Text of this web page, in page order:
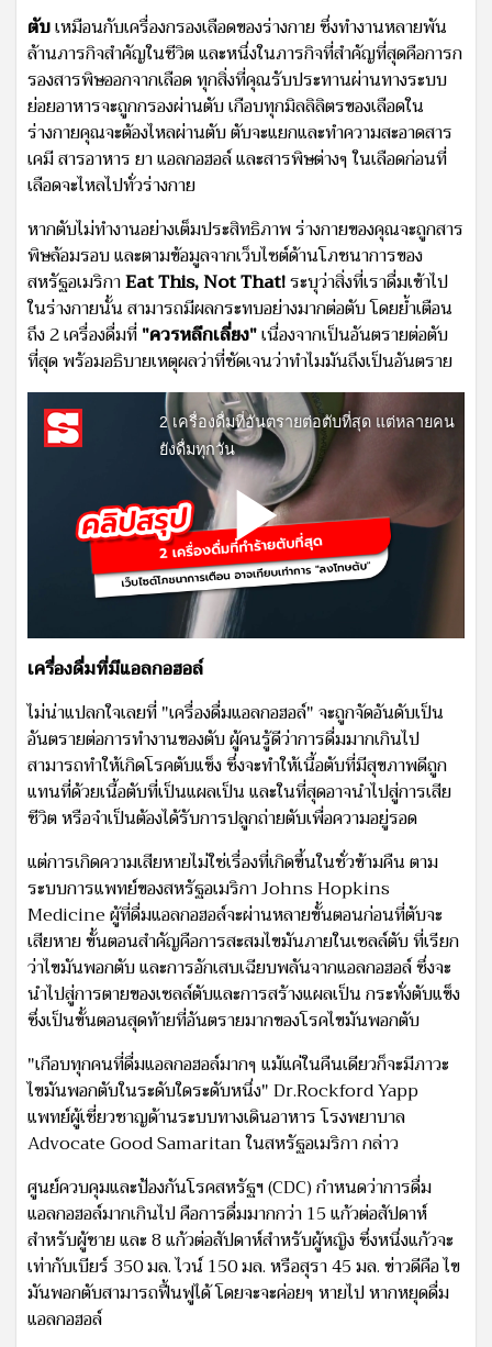
ตับเหมือนกับเครื่องกรองเลือดของร่างกาย ซึ่งทำงานหลายพัน
ล้านภารกิจสำคัญในชีวิต และหนึ่งในภารกิจที่สำคัญที่สุดคือการก
รองสารพิษออกจากเลือด ทุกสิ่งที่คุณรับประทานผ่านทางระบบ
ย่อยอาหารจะถูกกรองผ่านตับ เกือบทุกมิลลิลิตรของเลือดใน
ร่างกายคุณจะต้องไหลผ่านตับ ตับจะแยกและทำความสะอาดสาร
เคมี สารอาหาร ยา แอลกอฮอล์ และสารพิษต่างๆ ในเลือดก่อนที่
เลือดจะไหลไปทั่วร่างกาย
หากตับไม่ทำงานอย่างเต็มประสิทธิภาพ ร่างกายของคุณจะถูกสาร
พิษล้อมรอบ และตามข้อมูลจากเว็บไซต์ด้านโภชนาการของ
สหรัฐอเมริกาEat This, Not That!ระบุว่าสิ่งที่เราดื่มเข้าไป
ในร่างกายนั้น สามารถมีผลกระทบอย่างมากต่อตับ โดยย้ำเตือน
ถึง 2 เครื่องดื่มที่"ควรหลีกเลี่ยง"เนื่องจากเป็นอันตรายต่อตับ
ที่สุด พร้อมอธิบายเหตุผลว่าที่ชัดเจนว่าทำไมมันถึงเป็นอันตราย
เครื่องดื่มที่มีแอลกอฮอล์
ไม่น่าแปลกใจเลยที่ "เครื่องดื่มแอลกอฮอล์" จะถูกจัดอันดับเป็น
อันตรายต่อการทำงานของตับ ผู้คนรู้ดีว่าการดื่มมากเกินไป
สามารถทำให้เกิดโรคตับแข็ง ซึ่งจะทำให้เนื้อตับที่มีสุขภาพดีถูก
แทนที่ด้วยเนื้อตับที่เป็นแผลเป็น และในที่สุดอาจนำไปสู่การเสีย
ชีวิต หรือจำเป็นต้องได้รับการปลูกถ่ายตับเพื่อความอยู่รอด
แต่การเกิดความเสียหายไม่ใช่เรื่องที่เกิดขึ้นในชั่วข้ามคืน ตาม
ระบบการแพทย์ของสหรัฐอเมริกา Johns Hopkins
Medicine ผู้ที่ดื่มแอลกอฮอล์จะผ่านหลายขั้นตอนก่อนที่ตับจะ
เสียหาย ขั้นตอนสำคัญคือการสะสมไขมันภายในเซลล์ตับ ที่เรียก
ว่าไขมันพอกตับ และการอักเสบเฉียบพลันจากแอลกอฮอล์ ซึ่งจะ
นำไปสู่การตายของเซลล์ตับและการสร้างแผลเป็น กระทั่งตับแข็ง
ซึ่งเป็นขั้นตอนสุดท้ายที่อันตรายมากของโรคไขมันพอกตับ
"เกือบทุกคนที่ดื่มแอลกอฮอล์มากๆ แม้แค่ในคืนเดียวก็จะมีภาวะ
ไขมันพอกตับในระดับใดระดับหนึ่ง" Dr.Rockford Yapp
แพทย์ผู้เชี่ยวชาญด้านระบบทางเดินอาหาร โรงพยาบาล
Advocate Good Samaritan ในสหรัฐอเมริกา กล่าว
ศูนย์ควบคุมและป้องกันโรคสหรัฐฯ (CDC) กำหนดว่าการดื่ม
แอลกอฮอล์มากเกินไป คือการดื่มมากกว่า 15 แก้วต่อสัปดาห์
สำหรับผู้ชาย และ 8 แก้วต่อสัปดาห์สำหรับผู้หญิง ซึ่งหนึ่งแก้วจะ
เท่ากับเบียร์ 350 มล. ไวน์ 150 มล. หรือสุรา 45 มล. ข่าวดีคือ ไข
มันพอกตับสามารถฟื้นฟูได้ โดยจะจะค่อยๆ หายไป หากหยุดดื่ม
แอลกอฮอล์